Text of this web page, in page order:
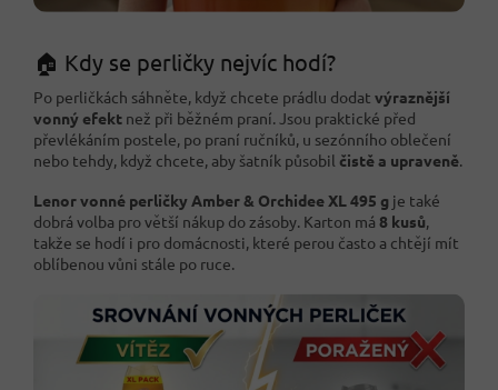
🏠 Kdy se perličky nejvíc hodí?
Po perličkách sáhněte, když chcete prádlu dodat výraznější
vonný efekt než při běžném praní. Jsou praktické před
převlékáním postele, po praní ručníků, u sezónního oblečení
nebo tehdy, když chcete, aby šatník působil čistě a upraveně.
Lenor vonné perličky Amber & Orchidee XL 495 g je také
dobrá volba pro větší nákup do zásoby. Karton má 8 kusů,
takže se hodí i pro domácnosti, které perou často a chtějí mít
oblíbenou vůni stále po ruce.